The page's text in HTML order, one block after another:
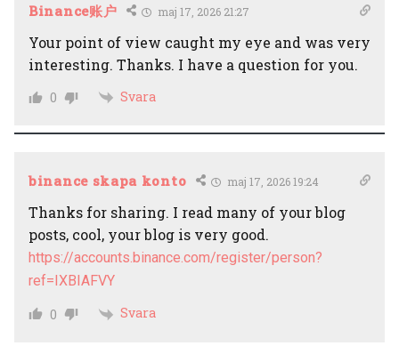
Binance账户 maj 17, 2026 21:27
Your point of view caught my eye and was very
interesting. Thanks. I have a question for you.
0 Svara
binance skapa konto maj 17, 2026 19:24
Thanks for sharing. I read many of your blog
posts, cool, your blog is very good.
https://accounts.binance.com/register/person?
ref=IXBIAFVY
0
Svara